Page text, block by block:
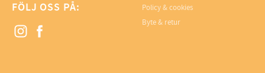
FÖLJ OSS PÅ:
Policy & cookies
Byte & retur